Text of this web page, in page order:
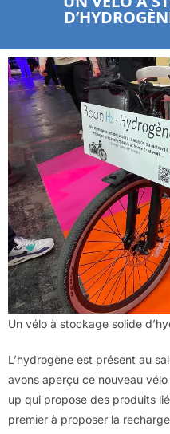
Un vélo à stockage solide
L’hydrogène est présent au
avons aperçu ce nouveau
up qui propose des produits
premier à proposer la